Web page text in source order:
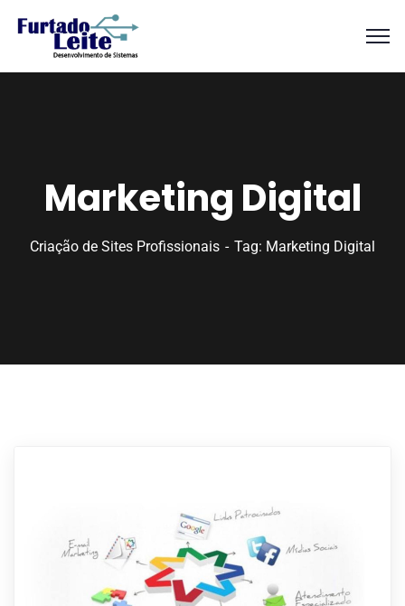
Marketing Digital
Criação de Sites Profissionais Tag: Marketing Digital